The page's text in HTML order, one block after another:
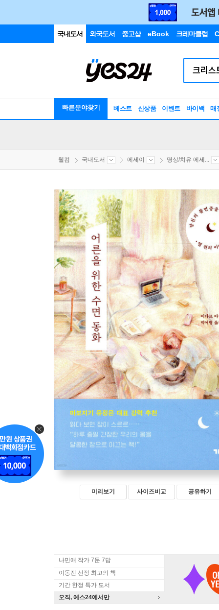
국내도서 외국도서 중고샵 eBook 크레마클럽
빠른분야찾기 베스트 신상품 이벤트 바이백 매
웰컴 국내도서 에세이 명상/치유 에세...
미리보기 사이즈비교 공유하기
나민애 작가 7문 7답
이동진 선정 최고의 책
기간 한정 특가 도서
오직, 예스24에서만